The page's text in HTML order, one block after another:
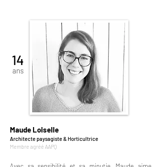
14
ans
Maude Loiselle
Architecte paysagiste & Horticultrice
Membre agréé AAPQ